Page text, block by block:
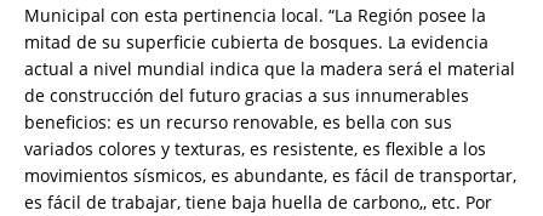
Municipal con esta pertinencia local. “La Región posee la
mitad de su superficie cubierta de bosques. La evidencia
actual a nivel mundial indica que la madera será el material
de construcción del futuro gracias a sus innumerables
beneficios: es un recurso renovable, es bella con sus
variados colores y texturas, es resistente, es flexible a los
movimientos sísmicos, es abundante, es fácil de transportar,
es fácil de trabajar, tiene baja huella de carbono,, etc. Por